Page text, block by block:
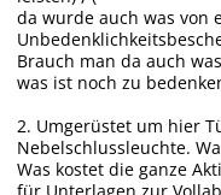
da wurde auch was von
Brauch man da auch
was ist noch zu
2. Umgerüstet um hier
Nebelschlussleuchte.
Was kostet die ganze